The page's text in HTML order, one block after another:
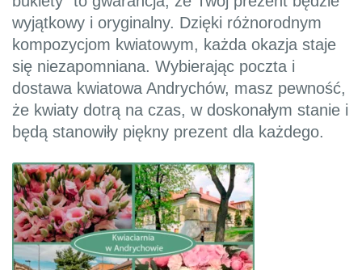
wyjątkowy i oryginalny. Dzięki różnorodnym
kompozycjom kwiatowym, każda okazja staje
się niezapomniana. Wybierając poczta i
dostawa kwiatowa Andrychów, masz pewność,
że kwiaty dotrą na czas, w doskonałym stanie i
będą stanowiły piękny prezent dla każdego.